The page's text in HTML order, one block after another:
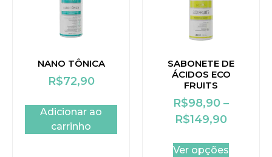
NANO TÔNICA
R$72,90
Adicionar ao
carrinho
SABONETE DE
ÁCIDOS ECO
FRUITS
R$98,90 –
R$149,90
Ver opções